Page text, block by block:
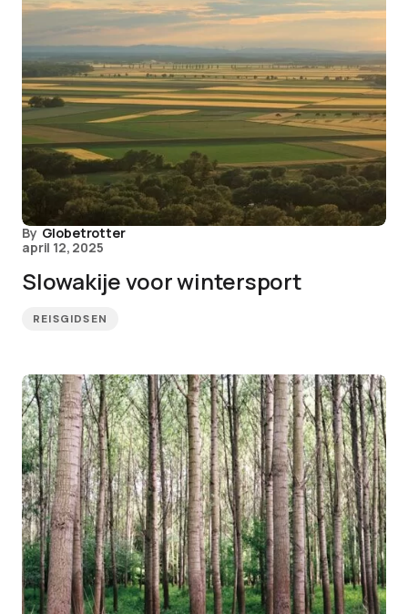
By Globetrotter
april 12, 2025
Slowakije voor wintersport
REISGIDSEN